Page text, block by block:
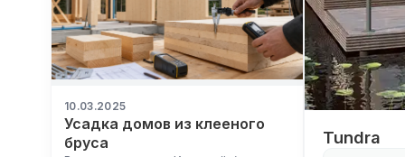
10.03.2025
Усадка домов из клееного
бруса
Tundra
Tundra